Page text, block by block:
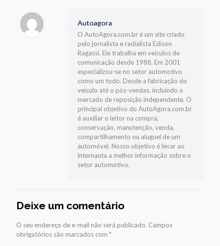
Autoagora
O AutoAgora.com.br é um site criado
pelo jornalista e radialista Edison
Ragassi. Ele trabalha em veículos de
comunicação desde 1988. Em 2001
especializou-se no setor automotivo
como um todo. Desde a fabricação do
veículo até o pós-vendas, incluindo o
mercado de reposição independente. O
principal objetivo do AutoAgora.com.br
é auxiliar o leitor na compra,
conservação, manutenção, venda,
compartilhamento ou aluguel de um
automóvel. Nosso objetivo é levar ao
internauta a melhor informação sobre o
setor automotivo.
Deixe um comentário
O seu endereço de e-mail não será publicado. Campos
obrigatórios são marcados com *